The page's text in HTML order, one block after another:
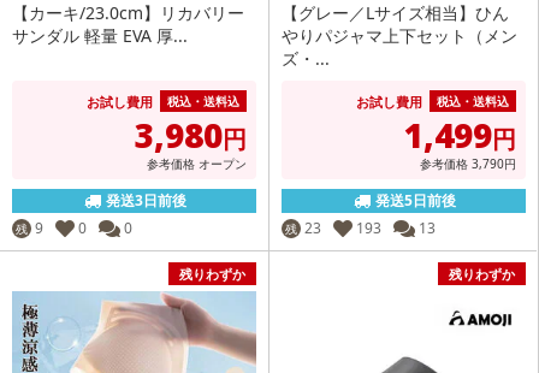
【カーキ/23.0cm】リカバリー
サンダル 軽量 EVA 厚...
お試し費用 税込・送料込
3,980円
参考価格 オープン
発送3日前後
残 9 0 0
【グレー／Lサイズ相当】ひん
やりパジャマ上下セット（メン
ズ・...
お試し費用 税込・送料込
1,499円
参考価格 3,790円
発送5日前後
残 23 193 13
残りわずか 残りわずか